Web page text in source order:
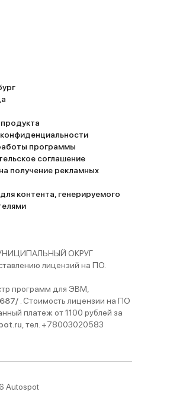
программы
соглашение
получение рекламных
контента, генерируемого
ОКРУГ
лицензий на ПО.
программ для ЭВМ,
. Стоимость лицензии на ПО
платеж от 1100 рублей за
, тел. +78003020583
Autospot